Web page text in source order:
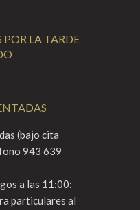
LA TARDE
(bajo cita
943 639
a las 11:00:
particulares al